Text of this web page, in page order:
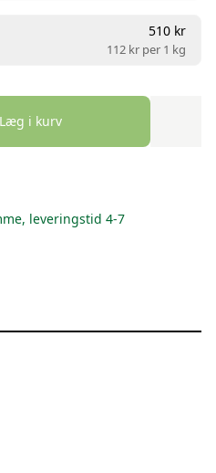
510 kr
112 kr per 1 kg
Læg i kurv
leveringstid 4-7